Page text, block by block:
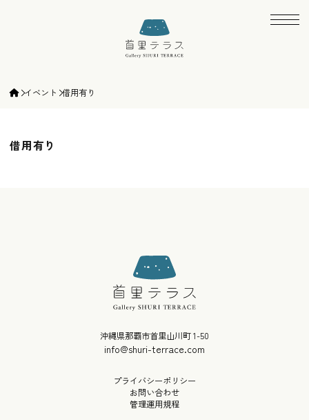
ギャラリー首里テラス | gallery SHURI
イベント 借用有り
借用有り
沖縄県那覇市首里山川町 1-50
info@shuri-terrace.com
プライバシーポリシー
お問い合わせ
管理運用規程